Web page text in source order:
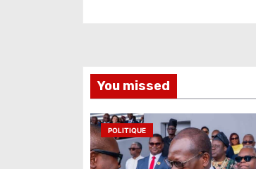
You missed
POLITIQUE